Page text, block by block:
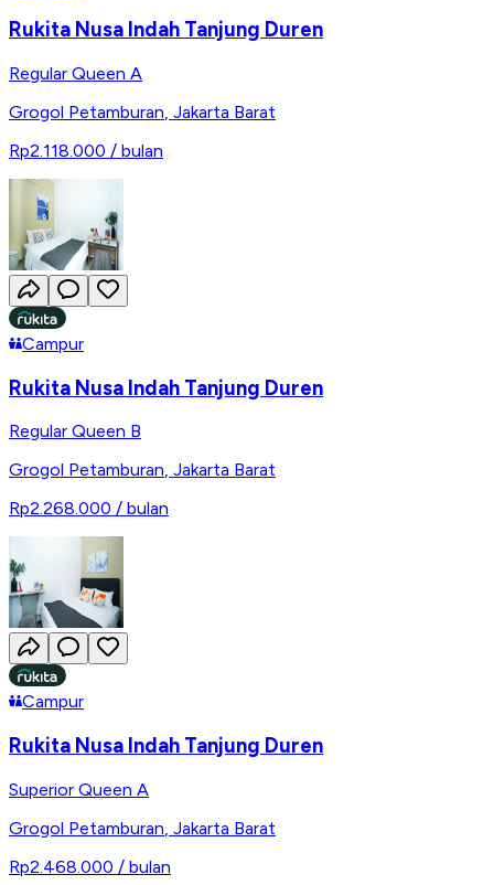
Rukita Nusa Indah Tanjung Duren
Regular Queen A
Grogol Petamburan, Jakarta Barat
Rp2.118.000 / bulan
Campur
Rukita Nusa Indah Tanjung Duren
Regular Queen B
Grogol Petamburan, Jakarta Barat
Rp2.268.000 / bulan
Campur
Rukita Nusa Indah Tanjung Duren
Superior Queen A
Grogol Petamburan Jakarta Barat
Rp2.468.000 / bulan